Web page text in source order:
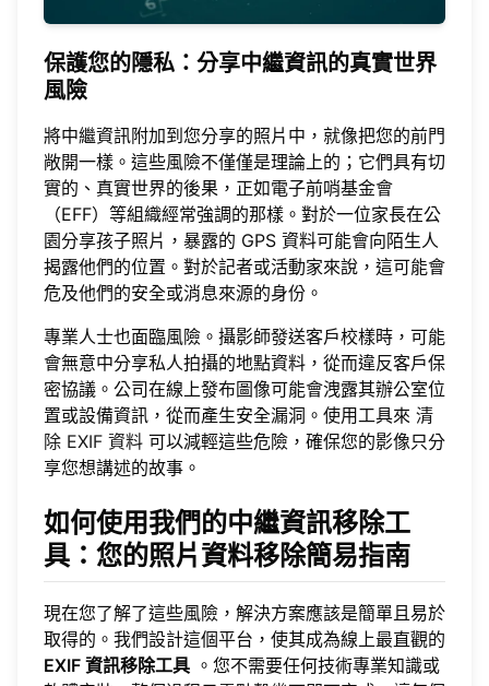
保護您的隱私：分享中繼資訊的真實世界
風險
將中繼資訊附加到您分享的照片中，就像把您的前門
敞開一樣。這些風險不僅僅是理論上的；它們具有切
實的、真實世界的後果，正如電子前哨基金會
（EFF）等組織經常強調的那樣。對於一位家長在公
園分享孩子照片，暴露的 GPS 資料可能會向陌生人
揭露他們的位置。對於記者或活動家來說，這可能會
危及他們的安全或消息來源的身份。
專業人士也面臨風險。攝影師發送客戶校樣時，可能
會無意中分享私人拍攝的地點資料，從而違反客戶保
密協議。公司在線上發布圖像可能會洩露其辦公室位
置或設備資訊，從而產生安全漏洞。使用工具來 清
除 EXIF 資料 可以減輕這些危險，確保您的影像只分
享您想講述的故事。
如何使用我們的中繼資訊移除工
具：您的照片資料移除簡易指南
現在您了解了這些風險，解決方案應該是簡單且易於
取得的。我們設計這個平台，使其成為線上最直觀的
EXIF 資訊移除工具 。您不需要任何技術專業知識或